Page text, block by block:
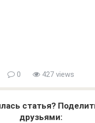
0 427 views
статья?
друзьями: